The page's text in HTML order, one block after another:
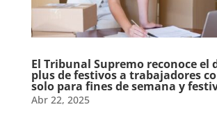
El Tribunal Supremo reconoce el
plus de festivos a trabajadores
solo para fines de semana y
Abr 22, 2025